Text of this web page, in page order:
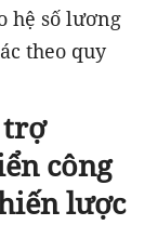
hệ số lương
theo quy
trợ
công
lược